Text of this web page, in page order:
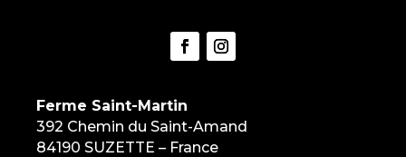
Ferme Saint-Martin
392 Chemin du Saint-Amand
84190 SUZETTE – France